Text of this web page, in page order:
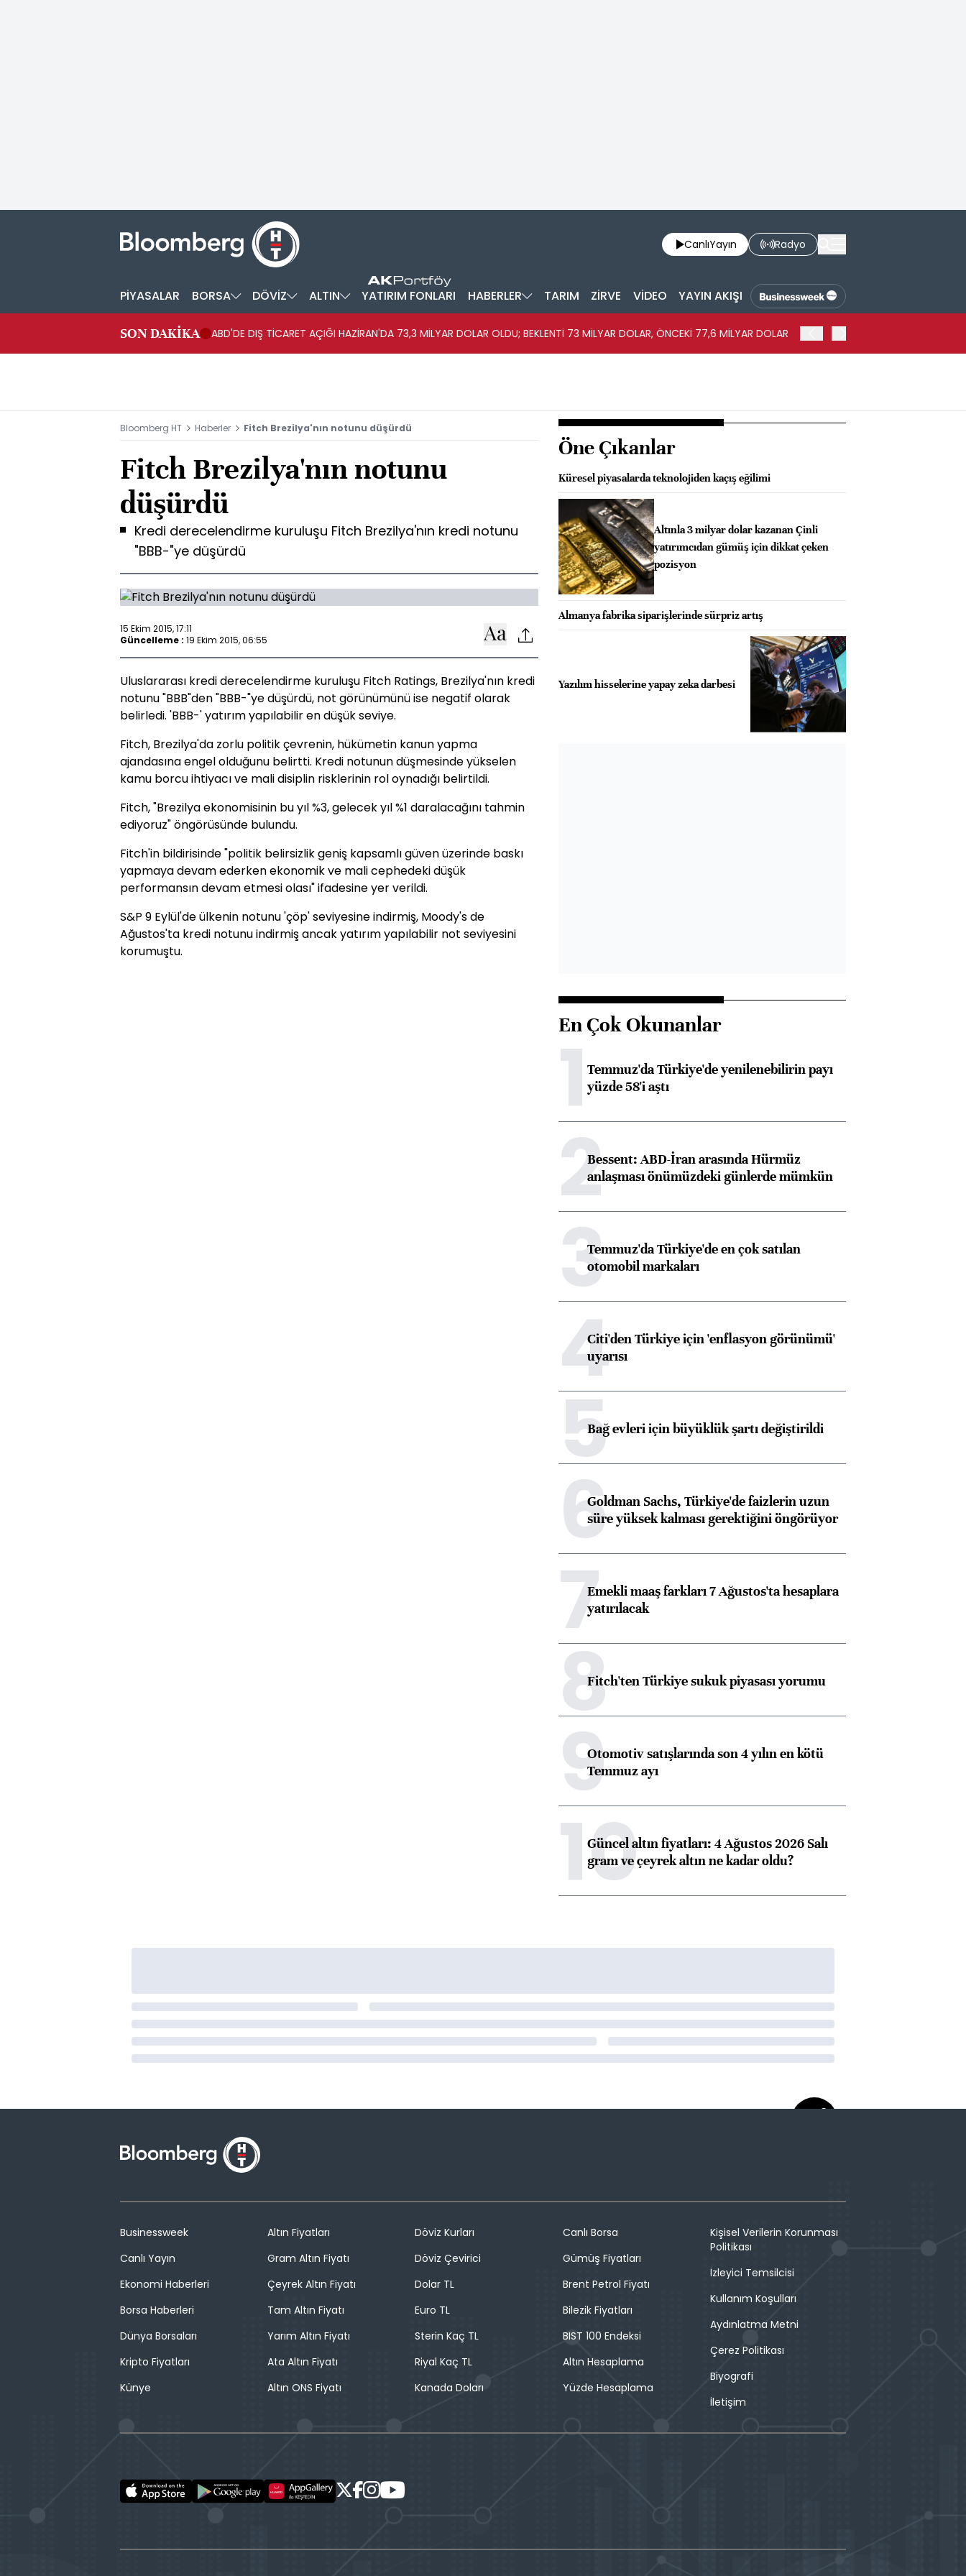
CanlıYayın Radyo
PİYASALAR BORSA DÖVİZ ALTIN YATIRIM FONLARI HABERLER TARIM ZİRVE VİDEO YAYIN AKIŞI
SON DAKİKA ABD'DE DIŞ TİCARET AÇIĞI HAZİRAN'DA 73,3 MİLYAR DOLAR OLDU; BEKLENTİ 73 MİLYAR DOLAR, ÖNCEKİ 77,6 MİLYAR DOLAR
Bloomberg HT Haberler Fitch Brezilya'nın notunu düşürdü
Fitch Brezilya'nın notunu
düşürdü
Kredi derecelendirme kuruluşu Fitch Brezilya'nın kredi notunu
"BBB-"ye düşürdü
15 Ekim 2015, 17:11
Güncelleme : 19 Ekim 2015, 06:55
Uluslararası kredi derecelendirme kuruluşu Fitch Ratings, Brezilya'nın kredi
notunu "BBB"den "BBB-"ye düşürdü, not görünümünü ise negatif olarak
belirledi. 'BBB-' yatırım yapılabilir en düşük seviye.
Fitch, Brezilya'da zorlu politik çevrenin, hükümetin kanun yapma
ajandasına engel olduğunu belirtti. Kredi notunun düşmesinde yükselen
kamu borcu ihtiyacı ve mali disiplin risklerinin rol oynadığı belirtildi.
Fitch, "Brezilya ekonomisinin bu yıl %3, gelecek yıl %1 daralacağını tahmin
ediyoruz" öngörüsünde bulundu.
Fitch'in bildirisinde "politik belirsizlik geniş kapsamlı güven üzerinde baskı
yapmaya devam ederken ekonomik ve mali cephedeki düşük
performansın devam etmesi olası" ifadesine yer verildi.
S&P 9 Eylül'de ülkenin notunu 'çöp' seviyesine indirmiş, Moody's de
Ağustos'ta kredi notunu indirmiş ancak yatırım yapılabilir not seviyesini
korumuştu.
Öne Çıkanlar
Küresel piyasalarda teknolojiden kaçış eğilimi
Altınla 3 milyar dolar kazanan Çinli
yatırımcıdan gümüş için dikkat çeken
pozisyon
Almanya fabrika siparişlerinde sürpriz artış
Yazılım hisselerine yapay zeka darbesi
En Çok Okunanlar
1Temmuz'da Türkiye'de yenilenebilirin payı
yüzde 58'i aştı
2Bessent: ABD-İran arasında Hürmüz
anlaşması önümüzdeki günlerde mümkün
3Temmuz'da Türkiye'de en çok satılan
otomobil markaları
4Citi'den Türkiye için 'enflasyon görünümü'
uyarısı
5Bağ evleri için büyüklük şartı değiştirildi
6Goldman Sachs, Türkiye'de faizlerin uzun
süre yüksek kalması gerektiğini öngörüyor
7Emekli maaş farkları 7 Ağustos'ta hesaplara
yatırılacak
8Fitch'ten Türkiye sukuk piyasası yorumu
9Otomotiv satışlarında son 4 yılın en kötü
Temmuz ayı
10
Güncel altın fiyatları: 4 Ağustos 2026 Salı
gram ve çeyrek altın ne kadar oldu?
Businessweek
Canlı Yayın
Ekonomi Haberleri
Borsa Haberleri
Dünya Borsaları
Kripto Fiyatları
Künye
Altın Fiyatları
Gram Altın Fiyatı
Çeyrek Altın Fiyatı
Tam Altın Fiyatı
Yarım Altın Fiyatı
Ata Altın Fiyatı
Altın ONS Fiyatı
Döviz Kurları
Döviz Çevirici
Dolar TL
Euro TL
Sterin Kaç TL
Riyal Kaç TL
Kanada Doları
Canlı Borsa
Gümüş Fiyatları
Brent Petrol Fiyatı
Bilezik Fiyatları
BIST 100 Endeksi
Altın Hesaplama
Yüzde Hesaplama
Kişisel Verilerin Korunması
Politikası
İzleyici Temsilcisi
Kullanım Koşulları
Aydınlatma Metni
Çerez Politikası
Biyografi
İletişim